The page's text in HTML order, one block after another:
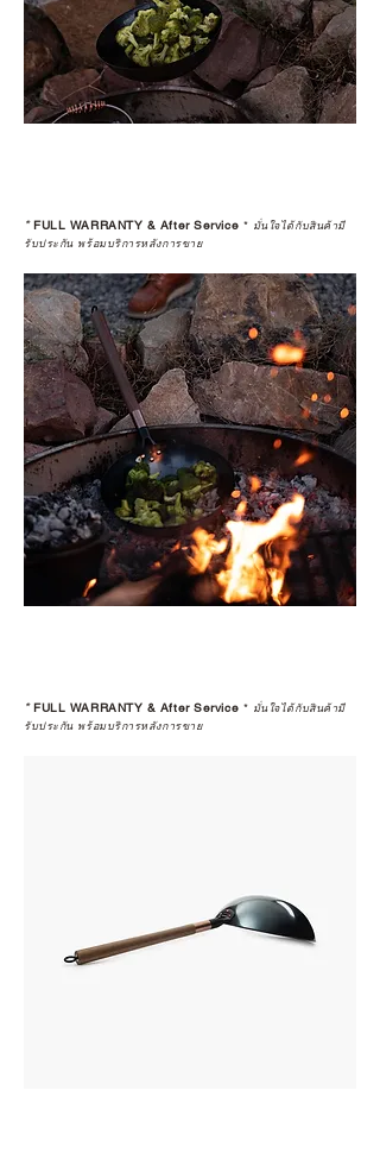
*FULL WARRANTY & After Service * มั่นใจได้กับสินค้ามี
รับประกัน พร้อมบริการหลังการขาย
*FULL WARRANTY & After Service * มั่นใจได้กับสินค้ามี
รับประกัน พร้อมบริการหลังการขาย